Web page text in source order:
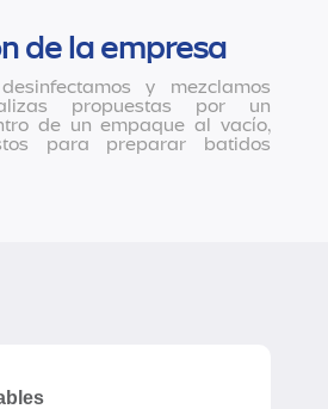
de la empresa
y mezclamos
propuestas por un
de un empaque al vacío,
para preparar batidos